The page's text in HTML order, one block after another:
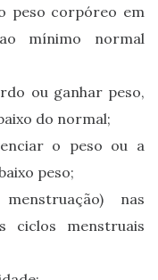
peso corpóreo em
mínimo normal
ou ganhar peso,
do normal;
o peso ou a
peso;
nas
ciclos menstruais